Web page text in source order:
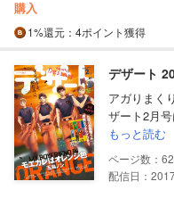
購入
1%還元 ：4ポイント獲得
デザート
アガりまく
ザート2月
もっと読む
配信日：